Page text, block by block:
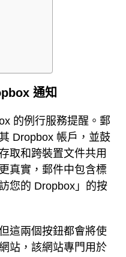
通知
的例行服務提醒。郵
Dropbox 帳戶，並鼓
取和跨裝置文件共用
真實，郵件中包含標
您的 Dropbox」的按
這兩個按鈕都會將使
站，該網站專門用於